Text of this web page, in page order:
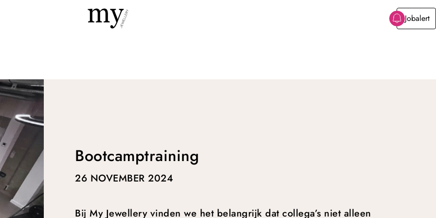
Jobalert
Bootcamptraining
26 NOVEMBER 2024
Bij My Jewellery vinden we het belangrijk dat collega’s niet alleen